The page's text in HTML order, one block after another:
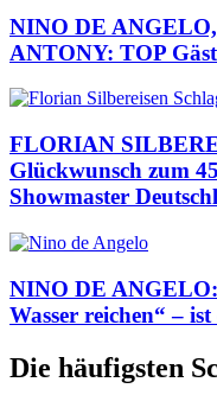
NINO DE
ANTONY: TOP
FLORIAN
Glückwunsch zum
Showmaster
NINO DE
Wasser reichen“ –
Die häufigsten